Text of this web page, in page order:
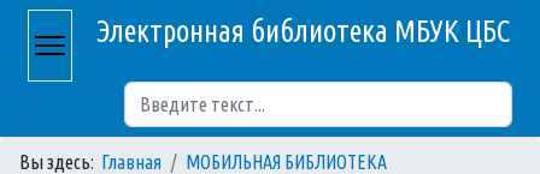
Электронная библиотека МБУК ЦБС
Вы здесь: Главная
МОБИЛЬНАЯ БИБЛИОТЕКА